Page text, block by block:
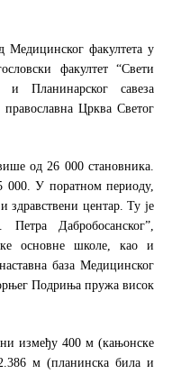
Медицинског факултета у
факултет “Свети
и Планинарског савеза
Црква Светог
од 26 000 становника.
000. У поратном периоду,
здравствени центар. Ту је
Дабробосанског”,
основне школе, као и
база Медицинског
Подриња пружа висок
између 400 м (кањонске
м (планинска била и